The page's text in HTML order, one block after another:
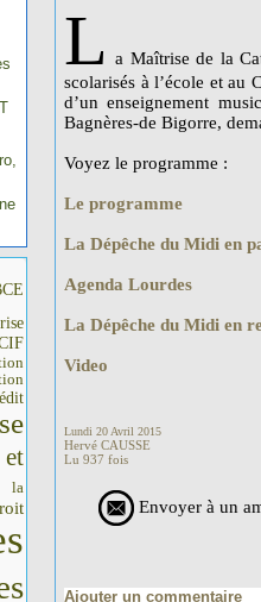
la
L
a Maîtrise de la
scolarisés à l’école et au
d’un enseignement
Bagnères-de Bigorre,
Voyez le programme :
Le programme
La Dépêche du Midi en
Agenda Lourdes
La Dépêche du Midi en
Video
Lundi 20 Avril 2015
Hervé CAUSSE
Lu 937 fois
Envoyer à un
Ajouter un commentaire